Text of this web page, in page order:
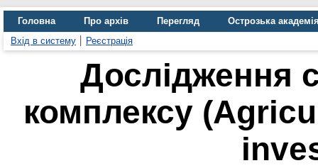
Головна Про архів Перегляд
Острозька
Вхід в систему
Реєстрація
Дослідження
комплексу